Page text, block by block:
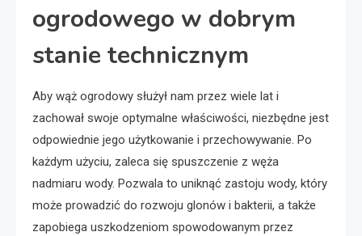
ogrodowego w dobrym
stanie technicznym
Aby wąż ogrodowy służył nam przez wiele lat i
zachował swoje optymalne właściwości, niezbędne jest
odpowiednie jego użytkowanie i przechowywanie. Po
każdym użyciu, zaleca się spuszczenie z węża
nadmiaru wody. Pozwala to uniknąć zastoju wody, który
może prowadzić do rozwoju glonów i bakterii, a także
zapobiega uszkodzeniom spowodowanym przez